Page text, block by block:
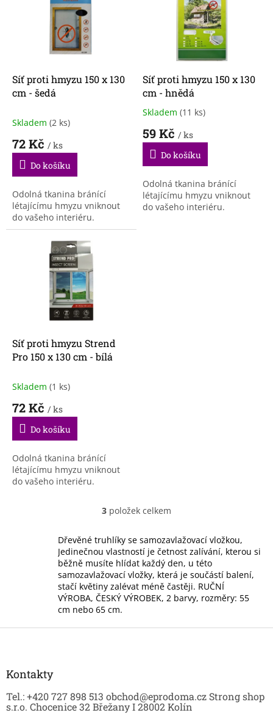
d
u
Síť proti hmyzu 150 x 130
cm - šedá
Skladem (2 ks)
72 Kč / ks
Do košíku
Odolná tkanina bránící
létajícímu hmyzu vniknout
do vašeho interiéru.
Síť proti hmyzu 150 x 130
cm - hnědá
Průměrné
produktu
4,5
5
hvězdiček.
Skladem (11 ks)
59 Kč / ks
Do košíku
Odolná tkanina bránící
létajícímu hmyzu vniknout
do vašeho interiéru.
Síť proti hmyzu Strend
Pro 150 x 130 cm - bílá
Skladem (1 ks)
72 Kč / ks
Do košíku
Odolná tkanina bránící
létajícímu hmyzu vniknout
do vašeho interiéru.
O
l
á
d
a
c
í
v
p
i
s
3 položek celkem
Dřevěné truhlíky se samozavlažovací vložkou,
Jedinečnou vlastností je četnost zalívání, kterou si
běžně musíte hlídat každý den, u této
samozavlažovací vložky, která je součástí balení,
stačí květiny zalévat méně častěji. RUČNÍ
VÝROBA, ČESKÝ VÝROBEK, 2 barvy, rozměry: 55
cm nebo 65 cm.
Z
Kontakty
Tel.: +420 727 898 513 obchod@eprodoma.cz Strong shop
s.r.o. Chocenice 32 Břežany I 28002 Kolín